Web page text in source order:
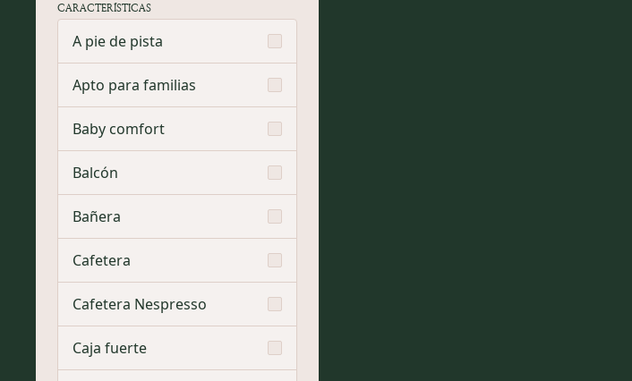
CARACTERÍSTICAS
A pie de pista
Apto para familias
Baby comfort
Balcón
Bañera
Cafetera
Cafetera Nespresso
Caja fuerte